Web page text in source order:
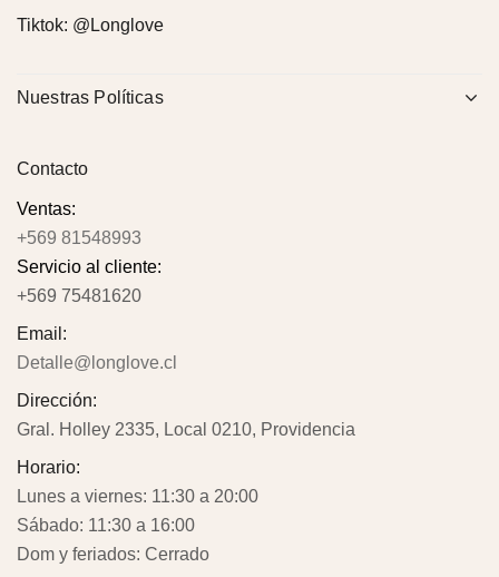
Tiktok: @Longlove
Nuestras Políticas
Contacto
Ventas:
+569 81548993
Servicio al cliente:
+569 75481620
Email:
Detalle@longlove.cl
Dirección:
Gral. Holley 2335, Local 0210, Providencia
Horario:
Lunes a viernes: 11:30 a 20:00
Sábado: 11:30 a 16:00
Dom y feriados: Cerrado